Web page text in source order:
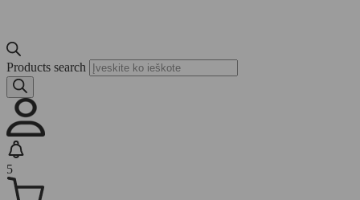
Products search
5